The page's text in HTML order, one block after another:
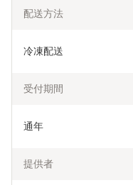
配送方法
冷凍配送
受付期間
通年
提供者